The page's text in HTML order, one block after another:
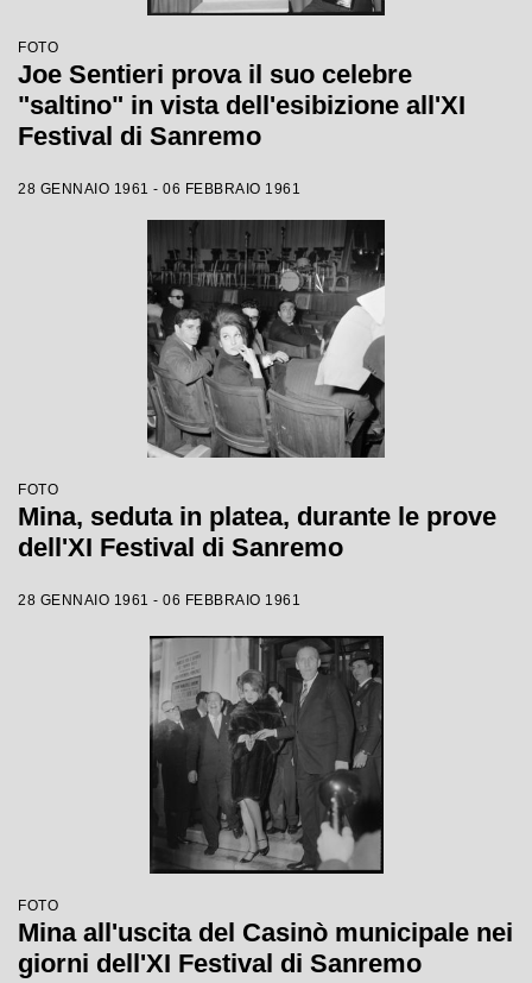
FOTO
Joe Sentieri prova il suo celebre
"saltino" in vista dell'esibizione all'XI
Festival di Sanremo
28 GENNAIO 1961 - 06 FEBBRAIO 1961
FOTO
Mina, seduta in platea, durante le prove
dell'XI Festival di Sanremo
28 GENNAIO 1961 - 06 FEBBRAIO 1961
FOTO
Mina all'uscita del Casinò municipale nei
giorni dell'XI Festival di Sanremo